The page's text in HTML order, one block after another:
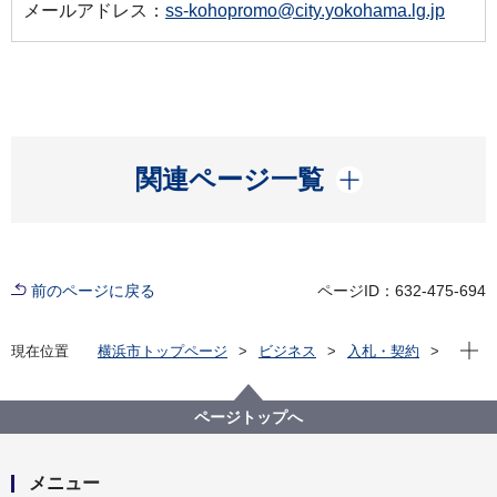
メールアドレス： ss-kohopromo@city.yokohama.lg.jp
関連ページ一覧
開く
前のページに戻る ページID：632-475-694
現在位置 横浜市トップページ ビジネス
入札・契約
【入札結果掲載】【公募型指名競争入札】令和２年度
「デジタルサイネージ用動画制作委託」
現在
ページトップへ
メニュー